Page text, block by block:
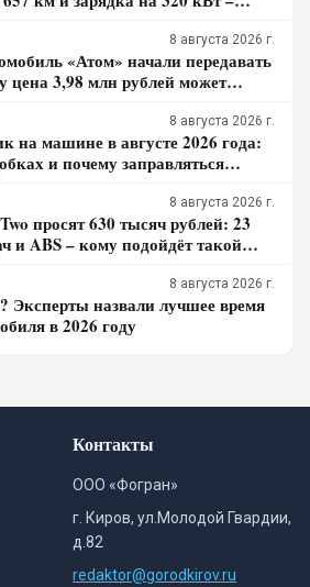
8 августа 2026 г.
«Атом» начали передавать
цена 3,98 млн рублей может
8 августа 2026 г.
на машине в августе 2026 года:
и почему заправляться
8 августа 2026 г.
просят 630 тысяч рублей: 23
и ABS – кому подойдёт такой
8 августа 2026 г.
Эксперты назвали лучшее время
в 2026 году
Контакты
ООО «Фогран»
г. Киров, ул.Молодой Гвардии,
д.82
redaktor@gorodkirov.ru